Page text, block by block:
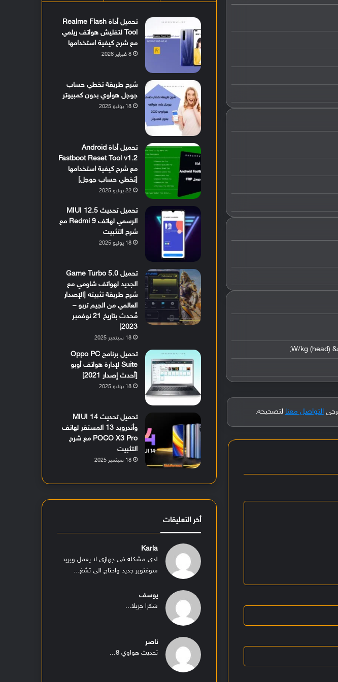
التواصل معنا لتصحيحه.
تحميل أداة Realme Flash
Tool لتفليش هواتف ريلمي
مع شرح كيفية استخدامها
8 فبراير 2026
شرح طريقة تخطي حساب
جوجل هواوي بدون كمبيوتر
18 يوليو 2025
تحميل أداة Android
Fastboot Reset Tool v1.2
مع شرح كيفية استخدامها
[تخطي حساب جوجل]
22 يوليو 2025
تحميل تحديث MIUI 12.5
الرسمي لهاتف Redmi 9 مع
شرح التثبيت
18 يوليو 2025
تحميل Game Turbo 5.0
الجديد لهواتف شاومي مع
شرح طريقة تثبيته [الإصدار
العالمي من الجيم تربو –
مُحدث بتاريخ 21 نوفمبر
2023]
18 سبتمبر 2025
تحميل برنامج Oppo PC
Suite لإدارة هواتف أوبو
[أحدث إصدار 2021]
18 يوليو 2025
تحميل تحديث MIUI 14
وأندرويد 13 المستقر لهاتف
POCO X3 Pro مع شرح
التثبيت
18 سبتمبر 2025
أخر التعليقات
Karla
لدي مشكله في جهازي لا يعمل ويريد
سوفتوير جديد واحتاج الى تشغ...
يوسف
شكرا جزيلا...
ناصر
تحديث هواوي 8...